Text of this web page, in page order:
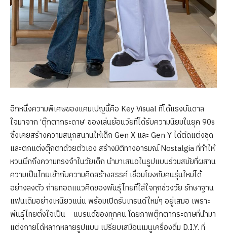
อีกหนึ่งความพิเศษของแคมเปญนี้คือ Key Visual ที่ได้แรงบันดาล
ใจมาจาก ‘ตุ๊กตากระดาษ’ ของเล่นย้อนวัยที่ได้รับความนิยมในยุค 90s
ซึ่งเคยสร้างความสนุกสนานให้เด็ก Gen X และ Gen Y ได้ตัดแต่งชุด
และตกแต่งตุ๊กตาด้วยตัวเอง สร้างมิติทางอารมณ์ Nostalgia ที่ทำให้
หวนนึกถึงความทรงจำในวัยเด็ก นำมาเสนอในรูปแบบร่วมสมัยที่ผสาน
ความเป็นไทยเข้ากับความคิดสร้างสรรค์ เชื่อมโยงกับคนรุ่นใหม่ได้
อย่างลงตัว ถ่ายทอดแนวคิดของพันธุ์ไทยที่ใส่ใจทุกช่วงวัย รักษาฐาน
แฟนเดิมอย่างเหนียวแน่น พร้อมเปิดรับเทรนด์ใหม่ๆ อยู่เสมอ เพราะ
พันธุ์ไทยตั้งใจเป็น แบรนด์ของทุกคน โดยภาพตุ๊กตากระดาษที่นำมา
แต่งกายได้หลากหลายรูปแบบ เปรียบเสมือนเมนูเครื่องดื่ม D.I.Y. ที่